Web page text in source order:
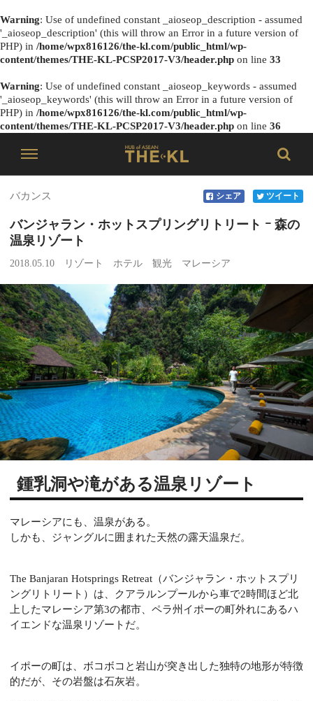
Warning: Use of undefined constant _aioseop_description - assumed
'_aioseop_description' (this will throw an Error in a future version of
PHP) in /home/wpx816126/the-kl.com/public_html/wp-
content/themes/THE-KL-PCSP2017-V3/header.php on line 33
Warning: Use of undefined constant _aioseop_keywords - assumed
'_aioseop_keywords' (this will throw an Error in a future version of
PHP) in /home/wpx816126/the-kl.com/public_html/wp-
content/themes/THE-KL-PCSP2017-V3/header.php on line 36
バカンス シェア ツイート
バンジャラン・ホットスプリングリトリート ｰ 森の
温泉リゾート
2018.05.10 リゾート ホテル 観光 マレーシア
鍾乳洞や滝がある温泉リゾート
マレーシアにも、温泉がある。
しかも、ジャングルに囲まれた天然の露天温泉だ。
The Banjaran Hotsprings Retreat（バンジャラン・ホットスプリ
ングリトリート）は、クアラルンプールから車で2時間ほど北
上したマレーシア第3の都市、ペラ州イポーの町外れにあるハ
イエンドな温泉リゾートだ。
イポーの町は、ボコボコと岩山が突き出した独特の地形が特徴
的だが、その岩盤は石灰岩。